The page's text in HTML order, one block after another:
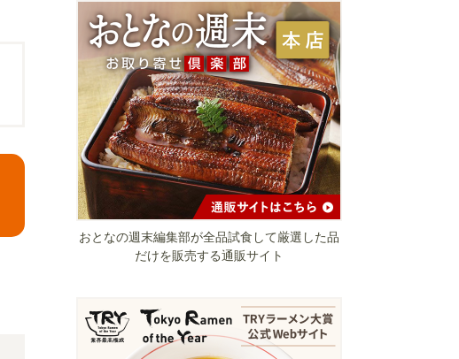
おとなの週末編集部が全品試食して厳選した品
だけを販売する通販サイト